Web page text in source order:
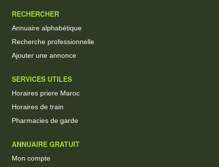
RECHERCHER
Annuaire alphabétique
Recherche professionnelle
Ajouter une annonce
SERVICES UTILES
Horaires priere Maroc
Horaires de train
Pharmacies de garde
ANNUAIRE GRATUIT
Mon compte